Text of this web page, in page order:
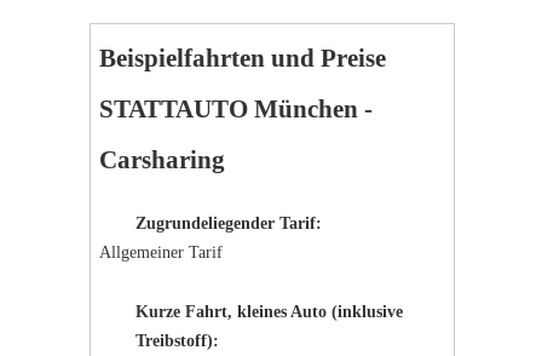
Beispielfahrten und Preise
STATTAUTO München -
Carsharing
Zugrundeliegender Tarif:
Allgemeiner Tarif
Kurze Fahrt, kleines Auto (inklusive
Treibstoff):